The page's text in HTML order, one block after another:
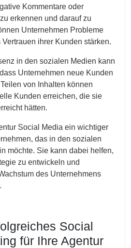
Kommentare oder
erkennen und darauf zu
Unternehmen Probleme
ihrer Kunden stärken.
in den sozialen Medien kann
Unternehmen neue Kunden
von Inhalten können
Kunden erreichen, die sie
hätten.
Social Media ein wichtiger
das in den sozialen
möchte. Sie kann dabei helfen,
zu entwickeln und
des Unternehmens
Social
für Ihre Agentur